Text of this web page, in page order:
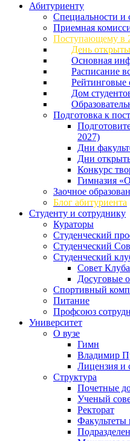
Абитуриенту
Специальности и
Приемная
Поступающему в
День
Основная
Расписание
Рейтинговые
Дом
Подготовка к
2027)
Дни
Дни
Конкурс
Гимназия
Заочное
Блог абитуриента
Студенту и сотруднику
Кураторы
Студенческий
Студенческий
Студенческий
Совет
Досуговые
Спортивный
Питание
Профсоюз
Университет
О вузе
Гимн
Владимир
Лицензия и
Структура
Почетные
Ученый
Ректорат
Факультеты